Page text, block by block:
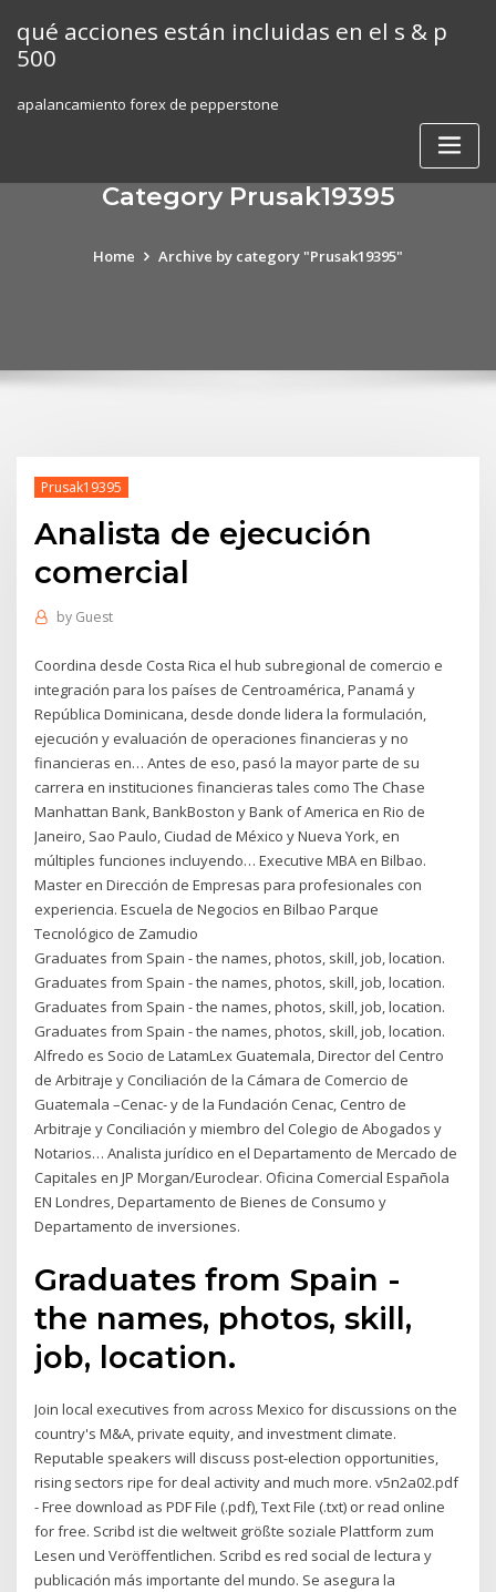
content
qué acciones están incluidas en el s & p
500
apalancamiento forex de pepperstone
Category Prusak19395
Home Archive by category "Prusak19395"
Prusak19395
Analista de ejecución
comercial
by Guest
Coordina desde Costa Rica el hub subregional de comercio e
integración para los países de Centroamérica, Panamá y
República Dominicana, desde donde lidera la formulación,
ejecución y evaluación de operaciones financieras y no
financieras en… Antes de eso, pasó la mayor parte de su
carrera en instituciones financieras tales como The Chase
Manhattan Bank, BankBoston y Bank of America en Rio de
Janeiro, Sao Paulo, Ciudad de México y Nueva York, en
múltiples funciones incluyendo… Executive MBA en Bilbao.
Master en Dirección de Empresas para profesionales con
experiencia. Escuela de Negocios en Bilbao Parque
Tecnológico de Zamudio
Graduates from Spain - the names, photos, skill, job, location.
Graduates from Spain - the names, photos, skill, job, location.
Graduates from Spain - the names, photos, skill, job, location.
Graduates from Spain - the names, photos, skill, job, location.
Alfredo es Socio de LatamLex Guatemala, Director del Centro
de Arbitraje y Conciliación de la Cámara de Comercio de
Guatemala –Cenac- y de la Fundación Cenac, Centro de
Arbitraje y Conciliación y miembro del Colegio de Abogados y
Notarios… Analista jurídico en el Departamento de Mercado de
Capitales en JP Morgan/Euroclear. Oficina Comercial Española
EN Londres, Departamento de Bienes de Consumo y
Departamento de inversiones.
Graduates from Spain -
the names, photos, skill,
job, location.
Join local executives from across Mexico for discussions on the
country's M&A, private equity, and investment climate.
Reputable speakers will discuss post-election opportunities,
rising sectors ripe for deal activity and much more. v5n2a02.pdf
- Free download as PDF File (.pdf), Text File (.txt) or read online
for free. Scribd ist die weltweit größte soziale Plattform zum
Lesen und Veröffentlichen. Scribd es red social de lectura y
publicación más importante del mundo. Se asegura la